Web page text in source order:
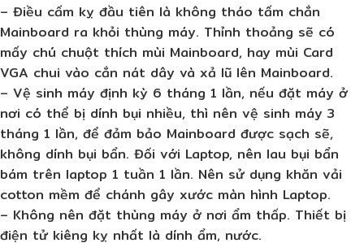
– Điều cấm kỵ đầu tiên là không tháo tấm chắn
Mainboard ra khỏi thùng máy. Thỉnh thoảng sẽ có
mấy chú chuột thích mùi Mainboard, hay mùi Card
VGA chui vào cắn nát dây và xả lũ lên Mainboard.
– Vệ sinh máy định kỳ 6 tháng 1 lần, nếu đặt máy ở
nơi có thể bị dính bụi nhiều, thì nên vệ sinh máy 3
tháng 1 lần, để đảm bảo Mainboard được sạch sẽ,
không dính bụi bẩn. Đối với Laptop, nên lau bụi bẩn
bám trên laptop 1 tuần 1 lần. Nên sử dụng khăn vải
cotton mềm để chánh gây xước màn hình Laptop.
– Không nên đặt thùng máy ở nơi ẩm thấp. Thiết bị
điện tử kiêng kỵ nhất là dính ẩm, nước.